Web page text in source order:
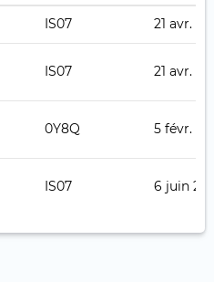
IS07 21 avr.
IS07 21 avr.
0Y8Q 5 févr.
IS07 6 juin